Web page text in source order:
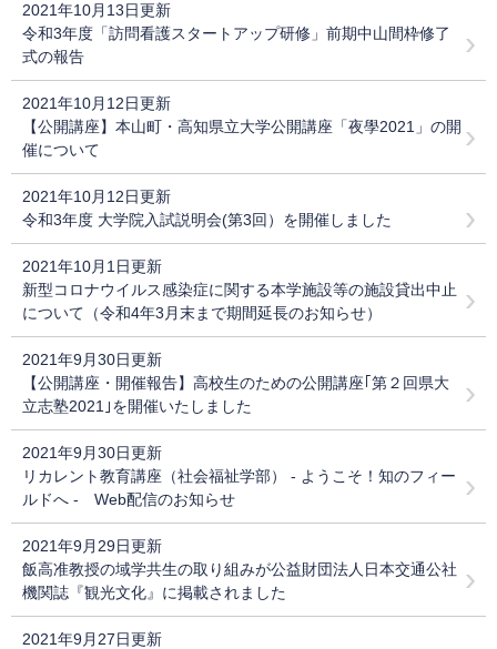
2021年10月13日更新
令和3年度「訪問看護スタートアップ研修」前期中山間枠修了
式の報告
2021年10月12日更新
【公開講座】本山町・高知県立大学公開講座「夜學2021」の開
催について
2021年10月12日更新
令和3年度 大学院入試説明会(第3回）を開催しました
2021年10月1日更新
新型コロナウイルス感染症に関する本学施設等の施設貸出中止
について（令和4年3月末まで期間延長のお知らせ）
2021年9月30日更新
【公開講座・開催報告】高校生のための公開講座｢第２回県大
立志塾2021｣を開催いたしました
2021年9月30日更新
リカレント教育講座（社会福祉学部） - ようこそ！知のフィー
ルドへ - Web配信のお知らせ
2021年9月29日更新
飯高准教授の域学共生の取り組みが公益財団法人日本交通公社
機関誌『観光文化』に掲載されました
2021年9月27日更新